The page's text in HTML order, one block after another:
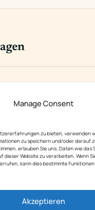
Manage Consent
zu bieten, verwenden
zu speichern und/oder darauf
erlauben Sie uns, Daten wie
dieser Website zu verarbeiten. Wenn
kann dies bestimmte
Akzeptieren
hält die
je nach